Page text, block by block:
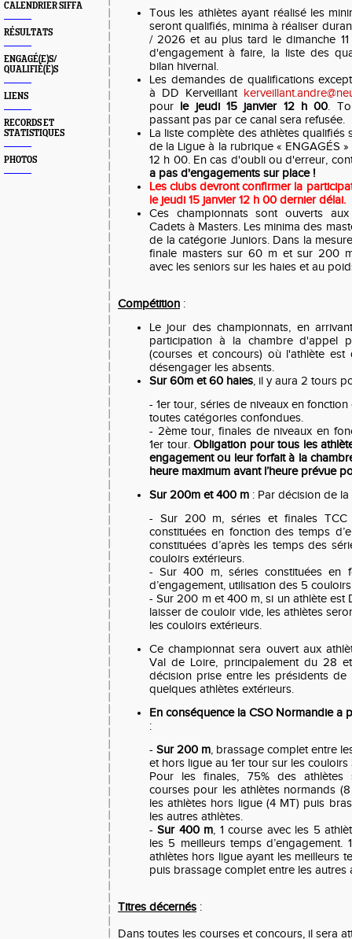
CALENDRIER SIFFA
RÉSULTATS
ENGAGÉ(E)S/
QUALIFIÉ(E)S
LIENS
RECORDS ET
STATISTIQUES
PHOTOS
Tous les athlètes ayant réalisé les
seront qualifiés, minima à réaliser
/ 2026 et au plus tard le dimanche
d'engagement à faire, la liste des
bilan hivernal.
Les demandes de qualifications
à DD Kerveillant
pour le jeudi 15 janvier 12 h 00.
passant pas par ce canal sera refusée.
La liste complète des athlètes qualifiés
de la Ligue à la rubrique « ENGAGÉS
12 h 00. En cas d'oubli ou d'erreur,
a pas d'engagements sur place !
Les clubs devront confirmer la
le jeudi 15 janvier 12 h 00 dernier délai.
Ces championnats sont ouverts
Cadets à Masters. Les minima des
de la catégorie Juniors. Dans la
finale masters sur 60 m et sur 200
avec les seniors sur les haies et au
Compétition :
Le jour des championnats, en
participation à la chambre d'appel
(courses et concours) où l'athlète est
désengager les absents.
Sur 60m et 60 haies, il y aura 2 tours
- 1er tour, séries de niveaux en
toutes catégories confondues.
- 2ème tour, finales de niveaux en
1er tour.Obligation pour tous les
engagement ou leur forfait à la
heure maximum avant l’heure prévue
Sur 200m et 400 m : Par décision de la
- Sur 200 m, séries et finales TCC
constituées en fonction des temps
constituées d’après les temps des
couloirs extérieurs.
- Sur 400 m, séries constituées en
d’engagement, utilisation des 5
- Sur 200 m et 400 m, si un athlète est
laisser de couloir vide, les athlètes
les couloirs extérieurs.
Ce championnat sera ouvert aux
Val de Loire, principalement du 28
décision prise entre les présidents de
quelques athlètes extérieurs.
En conséquence la CSO Normandie a
:
- Sur 200 m, brassage complet entre
et hors ligue au 1er tour sur les couloirs
Pour les finales, 75% des athlètes
courses pour les athlètes normands
les athlètes hors ligue (4 MT) puis
les autres athlètes.
-Sur 400 m, 1 course avec les 5
les 5 meilleurs temps d’engagement.
athlètes hors ligue ayant les meilleurs
puis brassage complet entre les autres
Titres décernés :
Dans toutes les courses et concours, il sera